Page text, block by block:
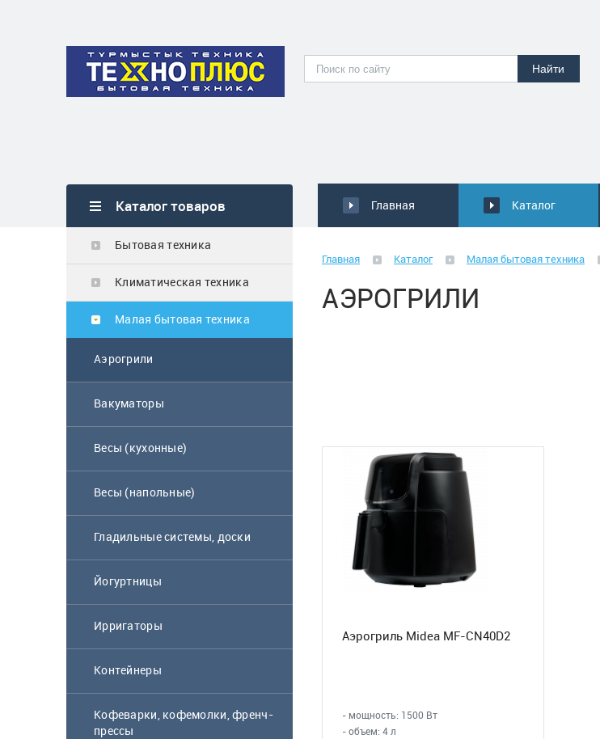
Каталог товаров Главная Каталог
Бытовая техника
Климатическая техника
Малая бытовая техника
Аэрогрили
Вакуматоры
Весы (кухонные)
Весы (напольные)
Гладильные системы, доски
Йогуртницы
Ирригаторы
Контейнеры
Кофеварки, кофемолки, френч-
прессы
Главная Каталог Малая бытовая техника
АЭРОГРИЛИ
Аэрогриль Midea MF-CN40D2
- мощность: 1500 Вт
- объем: 4 л